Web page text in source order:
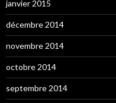
janvier 2015
décembre 2014
novembre 2014
octobre 2014
septembre 2014